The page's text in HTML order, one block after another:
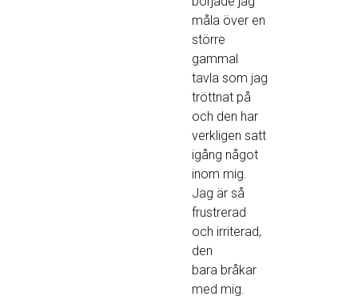
måla över en
större
gammal
tavla som jag
tröttnat på
och den har
verkligen satt
igång något
inom mig.
Jag är så
frustrerad
och irriterad,
den
bara bråkar
med mig.